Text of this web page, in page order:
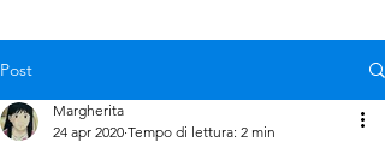
Post
Margherita
24 apr 2020 Tempo di lettura: 2 min